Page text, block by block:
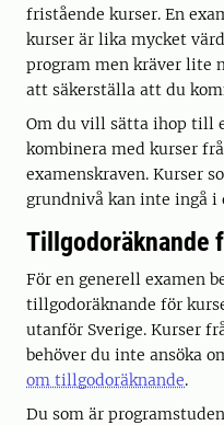
fristående kurser. En
kurser är lika mycket
program men kräver lite
att säkerställa att du
Om du vill sätta ihop till
kombinera med kurser
examenskraven. Kurser
grundnivå kan inte ingå i
Tillgodoräknande
För en generell examen
tillgodoräknande för
utanför Sverige. Kurser
behöver du inte ansöka
om tillgodoräknande.
Du som är